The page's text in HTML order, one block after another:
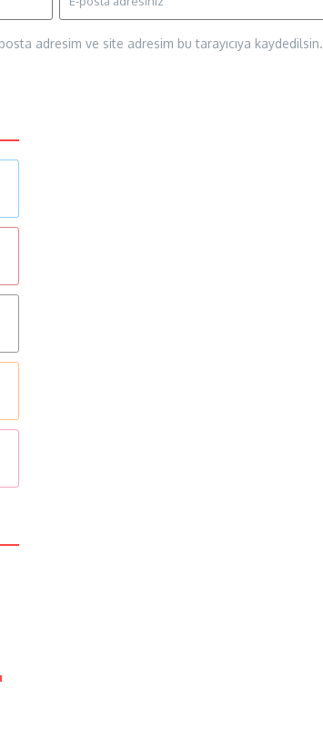
adresim ve site adresim bu tarayıcıya kaydedilsin.